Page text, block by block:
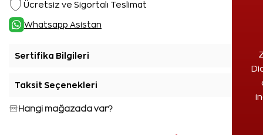
Ücretsiz ve Sigortalı Teslimat
Whatsapp Asistan
Sertifika Bilgileri
Taksit Seçenekleri
Hangi mağazada var?